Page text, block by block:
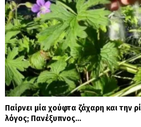
Παίρνει μία χούφτα ζάχαρη και την
λόγος; Πανέξυπνος…